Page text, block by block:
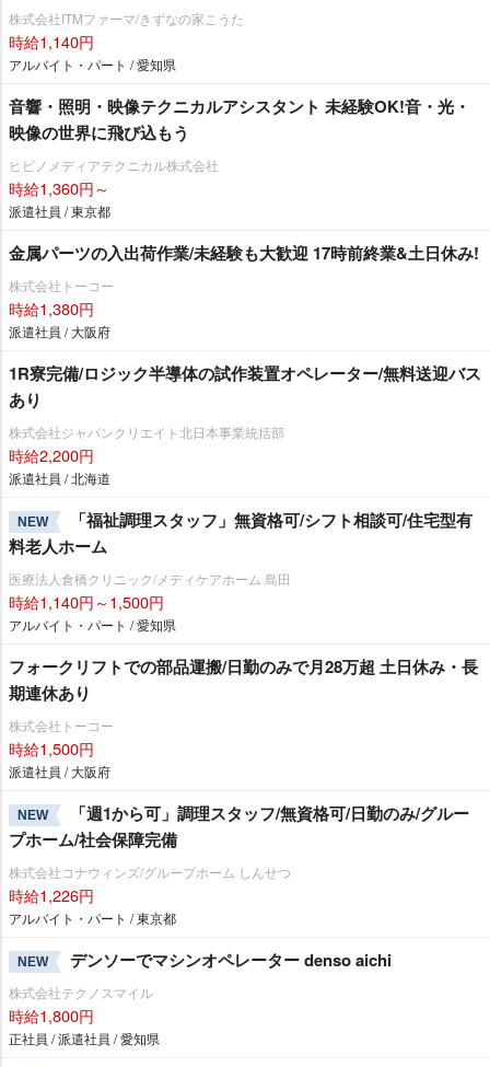
株式会社ITMファーマ/きずなの家こうた
時給1,140円
アルバイト・パート / 愛知県
音響・照明・映像テクニカルアシスタント 未経験OK!音・光・
映像の世界に飛び込もう
ヒビノメディアテクニカル株式会社
時給1,360円～
派遣社員 / 東京都
金属パーツの入出荷作業/未経験も大歓迎 17時前終業&土日休み!
株式会社トーコー
時給1,380円
派遣社員 / 大阪府
1R寮完備/ロジック半導体の試作装置オペレーター/無料送迎バス
あり
株式会社ジャパンクリエイト北日本事業統括部
時給2,200円
派遣社員 / 北海道
NEW
「福祉調理スタッフ」無資格可/シフト相談可/住宅型有
料老人ホーム
医療法人倉橋クリニック/メディケアホーム 島田
時給1,140円～1,500円
アルバイト・パート / 愛知県
フォークリフトでの部品運搬/日勤のみで月28万超 土日休み・長
期連休あり
株式会社トーコー
時給1,500円
派遣社員 / 大阪府
NEW
「週1から可」調理スタッフ/無資格可/日勤のみ/グルー
プホーム/社会保障完備
株式会社コナウィンズ/グループホーム しんせつ
時給1,226円
アルバイト・パート / 東京都
NEW デンソーでマシンオペレーター denso aichi
株式会社テクノスマイル
時給1,800円
正社員 / 派遣社員 / 愛知県